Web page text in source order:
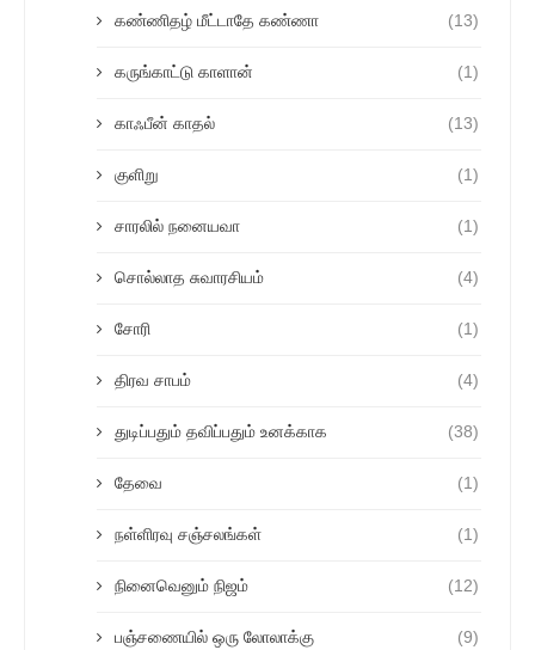
கண்ணிதழ் மீட்டாதே கண்ணா (13)
கருங்காட்டு காளான் (1)
காஃபீன் காதல் (13)
குளிறு (1)
சாரலில் நனையவா (1)
சொல்லாத சுவாரசியம் (4)
சோரி (1)
திரவ சாபம் (4)
துடிப்பதும் தவிப்பதும் உனக்காக (38)
தேவை (1)
நள்ளிரவு சஞ்சலங்கள் (1)
நினைவெனும் நிஜம் (12)
பஞ்சணையில் ஒரு லோலாக்கு (9)